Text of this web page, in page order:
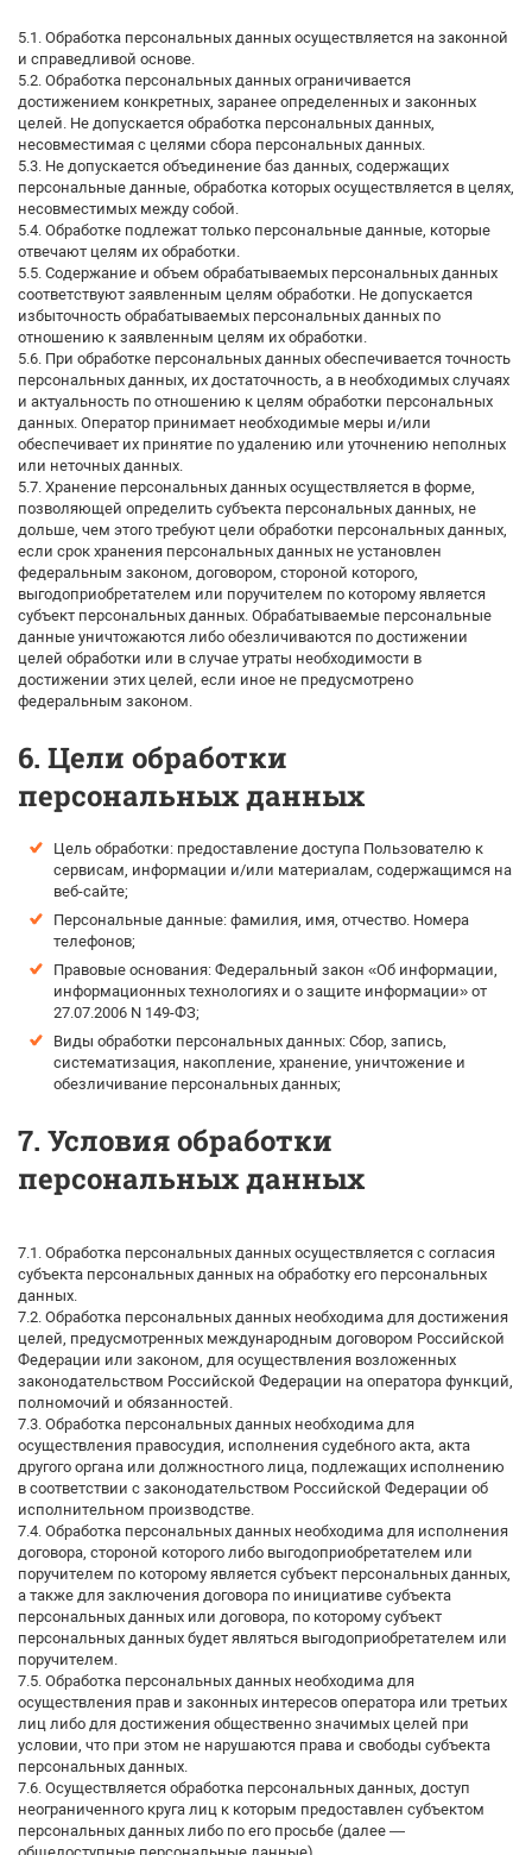
5.1. Обработка персональных данных осуществляется на законной
и справедливой основе.
5.2. Обработка персональных данных ограничивается
достижением конкретных, заранее определенных и законных
целей. Не допускается обработка персональных данных,
несовместимая с целями сбора персональных данных.
5.3. Не допускается объединение баз данных, содержащих
персональные данные, обработка которых осуществляется в целях,
несовместимых между собой.
5.4. Обработке подлежат только персональные данные, которые
отвечают целям их обработки.
5.5. Содержание и объем обрабатываемых персональных данных
соответствуют заявленным целям обработки. Не допускается
избыточность обрабатываемых персональных данных по
отношению к заявленным целям их обработки.
5.6. При обработке персональных данных обеспечивается точность
персональных данных, их достаточность, а в необходимых случаях
и актуальность по отношению к целям обработки персональных
данных. Оператор принимает необходимые меры и/или
обеспечивает их принятие по удалению или уточнению неполных
или неточных данных.
5.7. Хранение персональных данных осуществляется в форме,
позволяющей определить субъекта персональных данных, не
дольше, чем этого требуют цели обработки персональных данных,
если срок хранения персональных данных не установлен
федеральным законом, договором, стороной которого,
выгодоприобретателем или поручителем по которому является
субъект персональных данных. Обрабатываемые персональные
данные уничтожаются либо обезличиваются по достижении
целей обработки или в случае утраты необходимости в
достижении этих целей, если иное не предусмотрено
федеральным законом.
6. Цели обработки
персональных данных
Цель обработки: предоставление доступа Пользователю к
сервисам, информации и/или материалам, содержащимся на
веб-сайте;
Персональные данные: фамилия, имя, отчество. Номера
телефонов;
Правовые основания: Федеральный закон «Об информации,
информационных технологиях и о защите информации» от
27.07.2006 N 149-ФЗ;
Виды обработки персональных данных: Сбор, запись,
систематизация, накопление, хранение, уничтожение и
обезличивание персональных данных;
7. Условия обработки
персональных данных
7.1. Обработка персональных данных осуществляется с согласия
субъекта персональных данных на обработку его персональных
данных.
7.2. Обработка персональных данных необходима для достижения
целей, предусмотренных международным договором Российской
Федерации или законом, для осуществления возложенных
законодательством Российской Федерации на оператора функций,
полномочий и обязанностей.
7.3. Обработка персональных данных необходима для
осуществления правосудия, исполнения судебного акта, акта
другого органа или должностного лица, подлежащих исполнению
в соответствии с законодательством Российской Федерации об
исполнительном производстве.
7.4. Обработка персональных данных необходима для исполнения
договора, стороной которого либо выгодоприобретателем или
поручителем по которому является субъект персональных данных,
а также для заключения договора по инициативе субъекта
персональных данных или договора, по которому субъект
персональных данных будет являться выгодоприобретателем или
поручителем.
7.5. Обработка персональных данных необходима для
осуществления прав и законных интересов оператора или третьих
лиц либо для достижения общественно значимых целей при
условии, что при этом не нарушаются права и свободы субъекта
персональных данных.
7.6. Осуществляется обработка персональных данных, доступ
неограниченного круга лиц к которым предоставлен субъектом
персональных данных либо по его просьбе (далее —